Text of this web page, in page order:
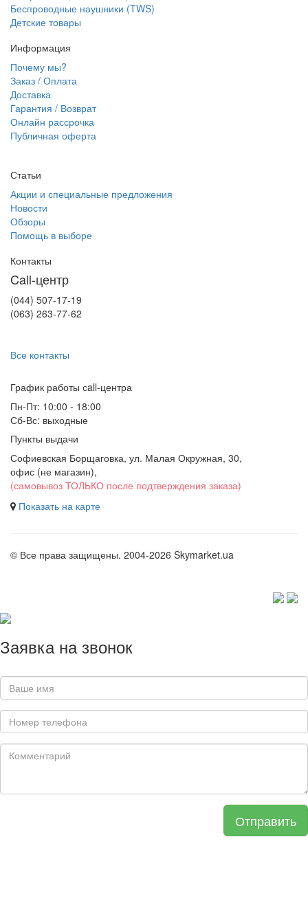
Беспроводные наушники (TWS)
Детские товары
Информация
Почему мы?
Заказ / Оплата
Доставка
Гарантия / Возврат
Онлайн рассрочка
Публичная оферта
Статьи
Акции и специальные предложения
Новости
Обзоры
Помощь в выборе
Контакты
Call-центр
(044) 507-17-19
(063) 263-77-62
Все контакты
График работы сall-центра
Пн-Пт: 10:00 - 18:00
Сб-Вс: выходные
Пункты выдачи
Софиевская Борщаговка, ул. Малая Окружная, 30,
офис (не магазин),
(самовывоз ТОЛЬКО после подтверждения заказа)
Показать на карте
© Все права защищены. 2004-2026 Skymarket.ua
Заявка на звонок
Отправить